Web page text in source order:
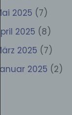
Mai 2025 (7)
April 2025 (8)
März 2025 (7)
Januar 2025 (2)